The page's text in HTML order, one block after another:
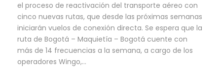
el proceso de reactivación del transporte aéreo con
cinco nuevas rutas, que desde las próximas semanas
iniciarán vuelos de conexión directa. Se espera que la
ruta de Bogotá – Maquietía – Bogotá cuente con
más de 14 frecuencias a la semana, a cargo de los
operadores Wingo,...